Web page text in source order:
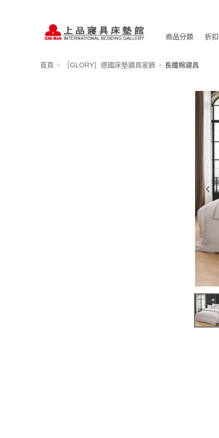
商品分類 折
首頁 ［GLORY］德國床墊寢具家飾 長纖棉寢具